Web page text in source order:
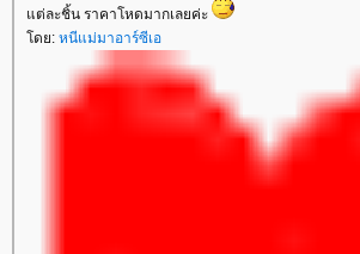
ต่ละชิ้น ราคาโหดมากเลยค่ะ
ดย: หนีแม่มาอาร์ซีเอ